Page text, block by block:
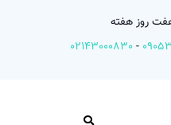
-
02143000830